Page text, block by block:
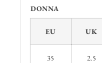
DONNA
EU UK
35 2.5